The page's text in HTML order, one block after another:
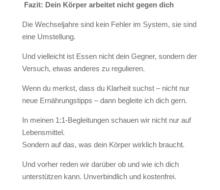
Fazit: Dein Körper arbeitet nicht gegen dich
Die Wechseljahre sind kein Fehler im System, sie sind
eine Umstellung.
Und vielleicht ist Essen nicht dein Gegner, sondern der
Versuch, etwas anderes zu regulieren.
Wenn du merkst, dass du Klarheit suchst – nicht nur
neue Ernährungstipps – dann begleite ich dich gern.
In meinen 1:1-Begleitungen schauen wir nicht nur auf
Lebensmittel.
Sondern auf das, was dein Körper wirklich braucht.
Und vorher reden wir darüber ob und wie ich dich
unterstützen kann. Unverbindlich und kostenfrei.